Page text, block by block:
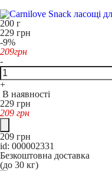
200 г
229 грн
-9%
209грн
-
+
В наявності
229 грн
209 грн
209 грн
id: 000002331
Безкоштовна доставка
(до 30 кг)